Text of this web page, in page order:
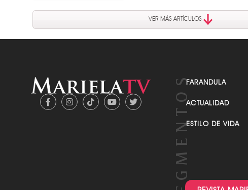
VER MÁS ARTÍCULOS
FARANDULA
ACTUALIDAD
ESTILO DE VIDA